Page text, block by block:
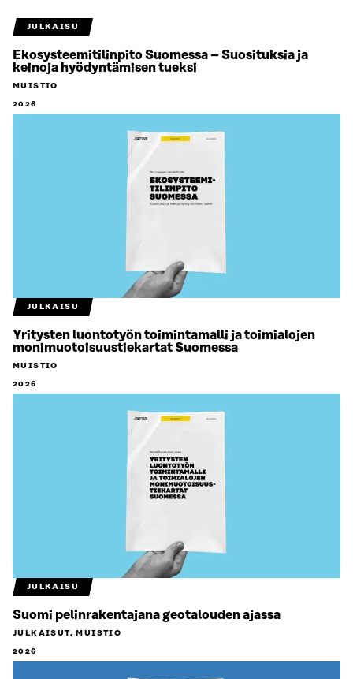
JULKAISU
Ekosysteemitilinpito Suomessa – Suosituksia ja
keinoja hyödyntämisen tueksi
MUISTIO
2026
JULKAISU
Yritysten luontotyön toimintamalli ja toimialojen
monimuotoisuustiekartat Suomessa
MUISTIO
2026
JULKAISU
Suomi pelinrakentajana geotalouden ajassa
JULKAISUT, MUISTIO
2026